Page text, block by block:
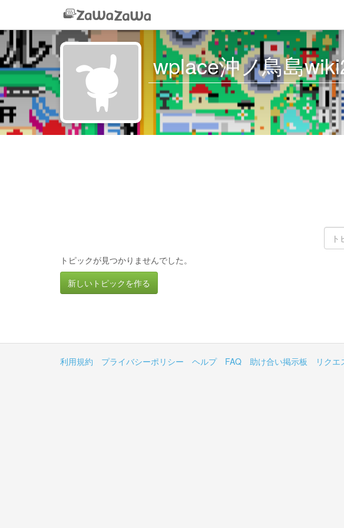
wplace沖ノ鳥島
トピックが見つかりませんでした。
新しいトピックを作る
利用規約 プライバシーポリシー ヘルプ FAQ 助け合い掲示板 リクエ